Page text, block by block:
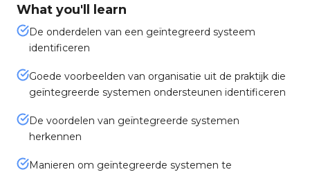
What you'll learn
De onderdelen van een geïntegreerd systeem
identificeren
Goede voorbeelden van organisatie uit de praktijk die
geïntegreerde systemen ondersteunen identificeren
De voordelen van geïntegreerde systemen
herkennen
Manieren om geïntegreerde systemen te